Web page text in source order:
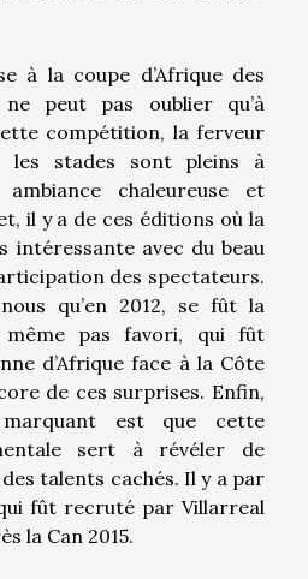
à la coupe d’Afrique des
peut pas oublier qu’à
compétition, la ferveur
stades sont pleins à
chaleureuse et
il y a de ces éditions où la
avec du beau
des spectateurs.
qu’en 2012, se fût la
même pas favori, qui fût
d’Afrique face à la Côte
de ces surprises. Enfin,
est que cette
sert à révéler de
talents cachés. Il y a par
fût recruté par Villarreal
la Can 2015.